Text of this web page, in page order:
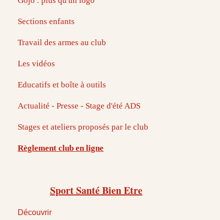
Sections enfants
Travail des armes au club
Les vidéos
Educatifs et boîte à outils
Actualité - Presse - Stage d'été ADS
Stages et ateliers proposés par le club
Règlement club en ligne
Sport Santé Bien Etre
Découvrir